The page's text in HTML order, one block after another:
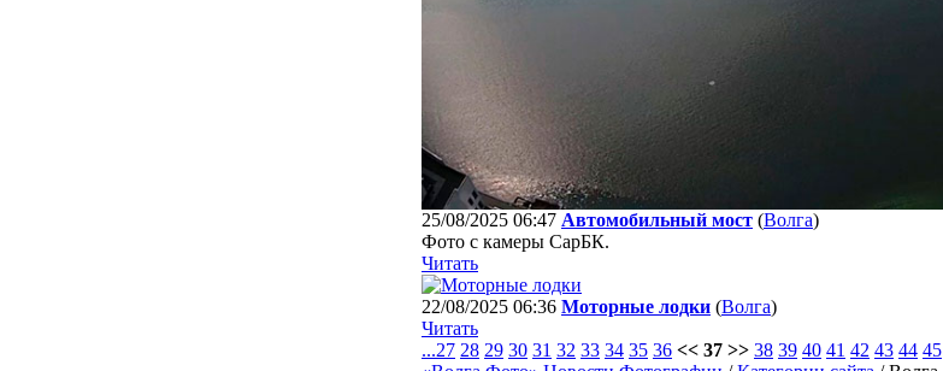
25/08/2025 06:47 Автомобильный мост (Волга)
Фото с камеры СарБК.
Читать
22/08/2025 06:36 Моторные лодки (Волга)
Читать
...27 28 29 30 31 32 33 34 35 36 << 37 >> 38 39 40 41 42 43 44 45